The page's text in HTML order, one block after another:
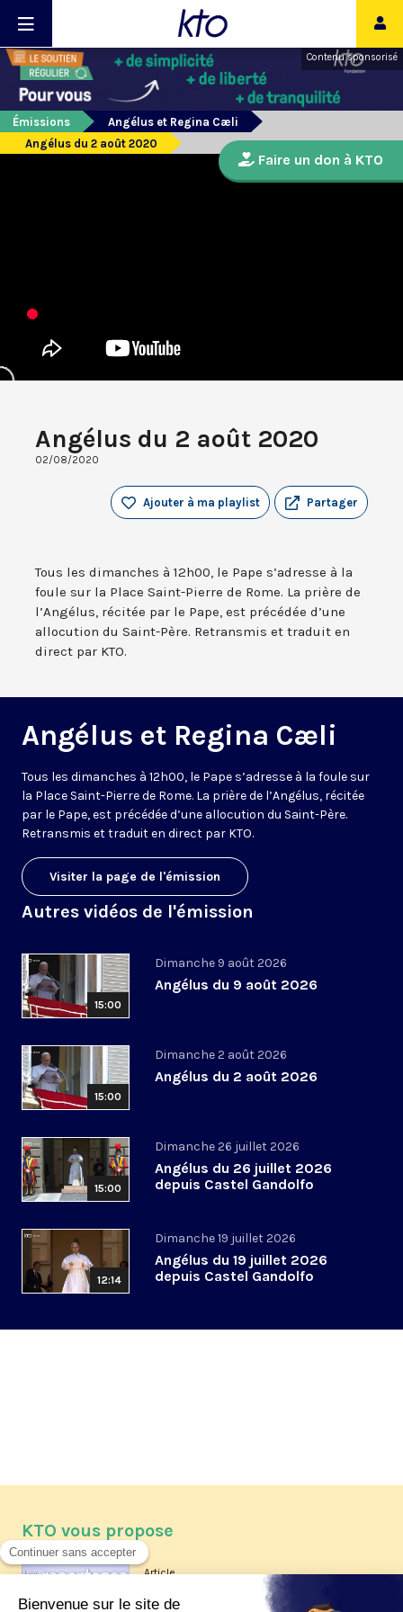
Contenu sponsorisé
Émissions
Angélus et Regina Cæli
Angélus du 2 août 2020
Angélus du 2 août 2020
02/08/2020
Partager
Ajouter à ma playlist
Tous les dimanches à 12h00, le Pape s’adresse à la
foule sur la Place Saint-Pierre de Rome. La prière de
l’Angélus, récitée par le Pape, est précédée d’une
allocution du Saint-Père. Retransmis et traduit en
direct par KTO.
Angélus et Regina Cæli
Tous les dimanches à 12h00, le Pape s’adresse à la foule sur
la Place Saint-Pierre de Rome. La prière de l’Angélus, récitée
par le Pape, est précédée d’une allocution du Saint-Père.
Retransmis et traduit en direct par KTO.
Visiter la page de l'émission
Autres vidéos de l'émission
15:00
Dimanche 9 août 2026
Angélus du 9 août 2026
15:00
Dimanche 2 août 2026
Angélus du 2 août 2026
15:00
Dimanche 26 juillet 2026
Angélus du 26 juillet 2026
depuis Castel Gandolfo
12:14
Dimanche 19 juillet 2026
Angélus du 19 juillet 2026
depuis Castel Gandolfo
Faire un don à KTO
KTO vous propose
Article
Les reportages d'été 2026 de KTO